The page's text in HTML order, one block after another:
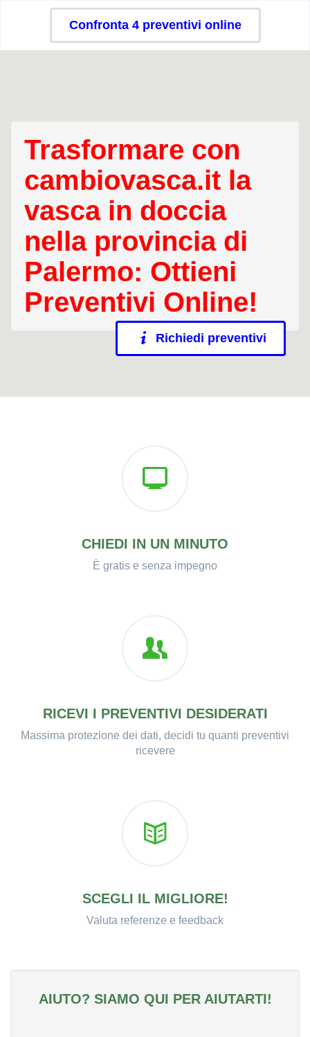
Confronta 4 preventivi online
Trasformare con
cambiovasca.it la
vasca in doccia
nella provincia di
Palermo: Ottieni
Preventivi Online!
Richiedi preventivi
CHIEDI IN UN MINUTO
È gratis e senza impegno
RICEVI I PREVENTIVI DESIDERATI
Massima protezione dei dati, decidi tu quanti preventivi
ricevere
SCEGLI IL MIGLIORE!
Valuta referenze e feedback
AIUTO? SIAMO QUI PER AIUTARTI!